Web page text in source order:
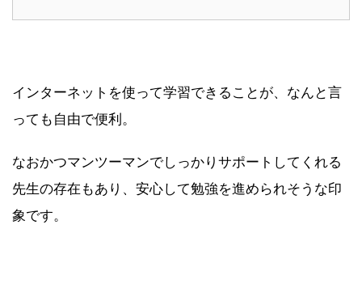
インターネットを使って学習できることが、なんと言
っても自由で便利。
なおかつマンツーマンでしっかりサポートしてくれる
先生の存在もあり、安心して勉強を進められそうな印
象です。